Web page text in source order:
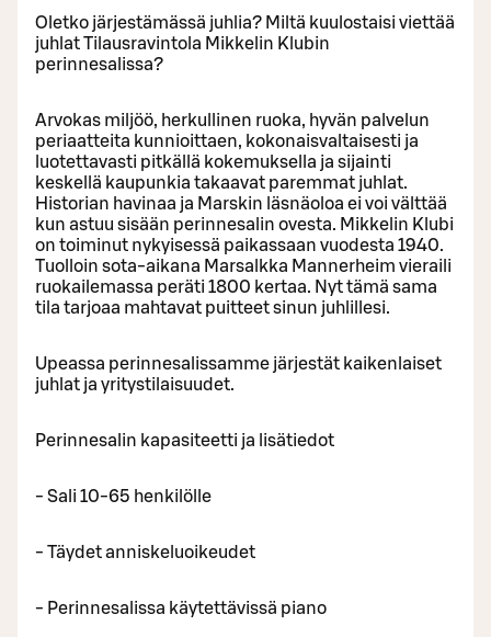
Oletko järjestämässä juhlia? Miltä kuulostaisi viettää
juhlat Tilausravintola Mikkelin Klubin
perinnesalissa?
Arvokas miljöö, herkullinen ruoka, hyvän palvelun
periaatteita kunnioittaen, kokonaisvaltaisesti ja
luotettavasti pitkällä kokemuksella ja sijainti
keskellä kaupunkia takaavat paremmat juhlat.
Historian havinaa ja Marskin läsnäoloa ei voi välttää
kun astuu sisään perinnesalin ovesta. Mikkelin Klubi
on toiminut nykyisessä paikassaan vuodesta 1940.
Tuolloin sota-aikana Marsalkka Mannerheim vieraili
ruokailemassa peräti 1800 kertaa. Nyt tämä sama
tila tarjoaa mahtavat puitteet sinun juhlillesi.
Upeassa perinnesalissamme järjestät kaikenlaiset
juhlat ja yritystilaisuudet.
Perinnesalin kapasiteetti ja lisätiedot
- Sali 10-65 henkilölle
- Täydet anniskeluoikeudet
- Perinnesalissa käytettävissä piano